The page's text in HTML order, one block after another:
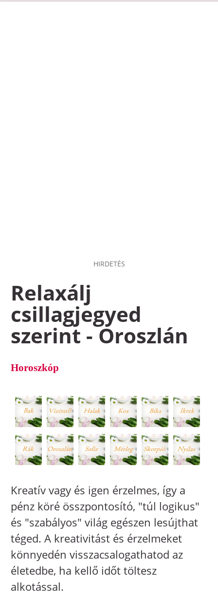
HIRDETÉS
Relaxálj
csillagjegyed
szerint - Oroszlán
Horoszkóp
Kreatív vagy és igen érzelmes, így a
pénz köré összpontosító, "túl logikus"
és "szabályos" világ egészen lesújthat
téged. A kreativitást és érzelmeket
könnyedén visszacsalogathatod az
életedbe, ha kellő időt töltesz
alkotással.